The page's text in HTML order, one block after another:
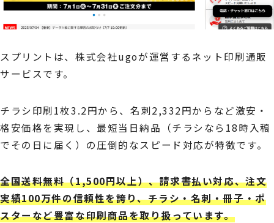
スプリントは、株式会社ugoが運営するネット印刷通販
サービスです。
チラシ印刷1枚3.2円から、名刺2,332円からなど激安・
格安価格を実現し、最短当日納品（チラシなら18時入稿
でその日に届く）の圧倒的なスピード対応が特徴です。
全国送料無料（1,500円以上）、請求書払い対応、注文
実績100万件の信頼性を誇り、チラシ・名刺・冊子・ポ
スターなど豊富な印刷商品を取り扱っています。